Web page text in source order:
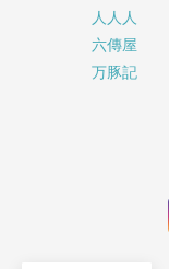
人人人
六傳屋
万豚記